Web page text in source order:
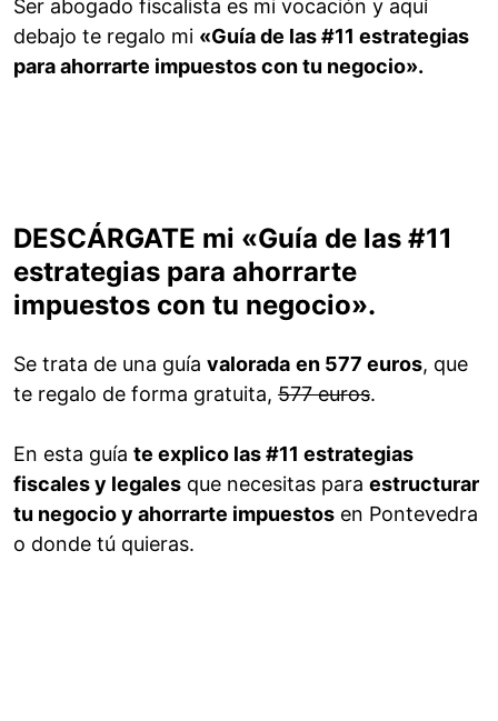
Ser abogado fiscalista es mi vocación y aquí
debajo te regalo mi «Guía de las #11 estrategias
para ahorrarte impuestos con tu negocio».
DESCÁRGATE mi «Guía de las #11
estrategias para ahorrarte
impuestos con tu negocio».
Se trata de una guía valorada en 577 euros, que
te regalo de forma gratuita, 577 euros.
En esta guía te explico las #11 estrategias
fiscales y legales que necesitas para estructurar
tu negocio y ahorrarte impuestos en Pontevedra
o donde tú quieras.